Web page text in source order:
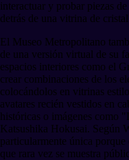
interactuar y probar piezas
detrás de una vitrina de
El Museo Metropolitano
de una versión virtual de su
espacios interiores como el
crear combinaciones de los
colocándolos en vitrinas
avatares recién vestidos en
históricas o imágenes como
Katsushika Hokusai. Según
particularmente única
que rara vez se muestra